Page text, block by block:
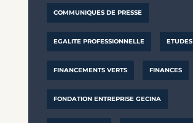
COMMUNIQUES DE PRESSE
EGALITE PROFESSIONNELLE ETUDES
FINANCEMENTS VERTS FINANCES
FONDATION ENTREPRISE GECINA